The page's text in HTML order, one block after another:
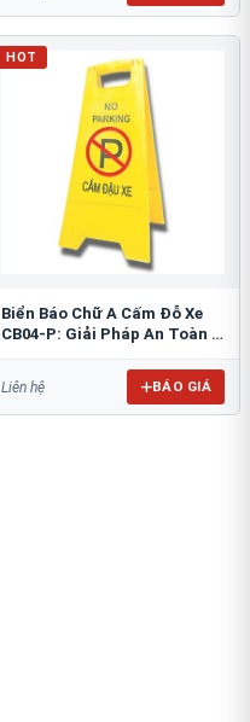
HOT
Biển Báo Chữ A Cấm Đỗ Xe
CB04-P: Giải Pháp An Toàn &
Liên hệ BÁO GIÁ